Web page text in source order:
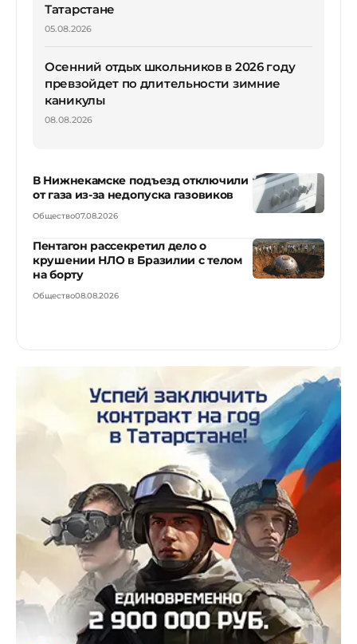
Татарстане
05.08.2026
Осенний отдых школьников в 2026 году
превзойдет по длительности зимние
каникулы
08.08.2026
В Нижнекамске подъезд отключили
от газа из-за недопуска газовиков
Общество07.08.2026
Пентагон рассекретил дело о
крушении НЛО в Бразилии с телом
на борту
Общество08.08.2026